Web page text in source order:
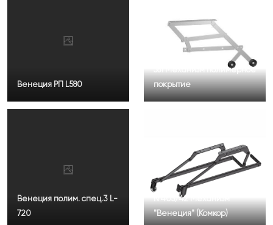
Венеция РП L580
Венеция полим. спец.3 L-
720
561 Механизм полимерное
покрытие
N 405/42 Механизм
"Венеция" (Комкор)